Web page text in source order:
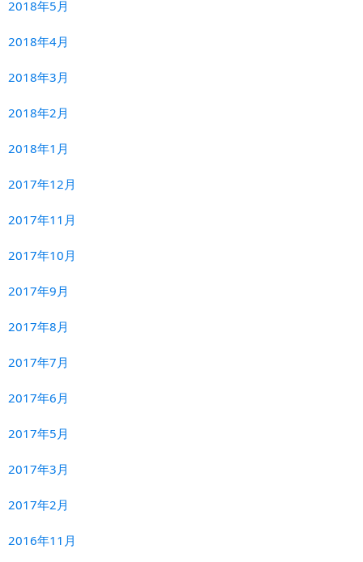
2018年5月
2018年4月
2018年3月
2018年2月
2018年1月
2017年12月
2017年11月
2017年10月
2017年9月
2017年8月
2017年7月
2017年6月
2017年5月
2017年3月
2017年2月
2016年11月